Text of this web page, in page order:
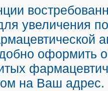
увеличения
оформить
на Ваш адрес.